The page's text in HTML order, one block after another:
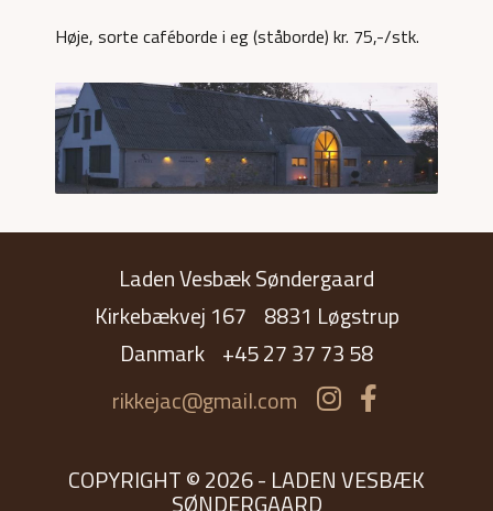
Høje, sorte caféborde i eg (ståborde) kr. 75,-/stk.
Laden Vesbæk Søndergaard
Kirkebækvej 167 8831 Løgstrup
Danmark +45 27 37 73 58
rikkejac@gmail.com
COPYRIGHT © 2026 - LADEN VESBÆK
SØNDERGAARD